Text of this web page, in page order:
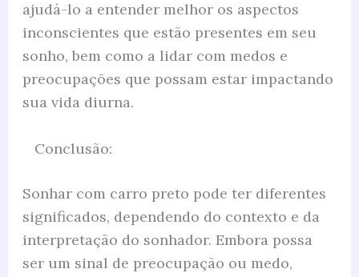
ajudá-lo a entender melhor os aspectos
inconscientes que estão presentes em seu
sonho, bem como a lidar com medos e
preocupações que possam estar impactando
sua vida diurna.
Conclusão:
Sonhar com carro preto pode ter diferentes
significados, dependendo do contexto e da
interpretação do sonhador. Embora possa
ser um sinal de preocupação ou medo,